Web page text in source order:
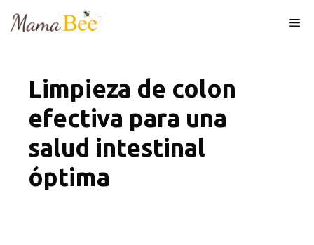
Limpieza de colon
efectiva para una
salud intestinal
óptima